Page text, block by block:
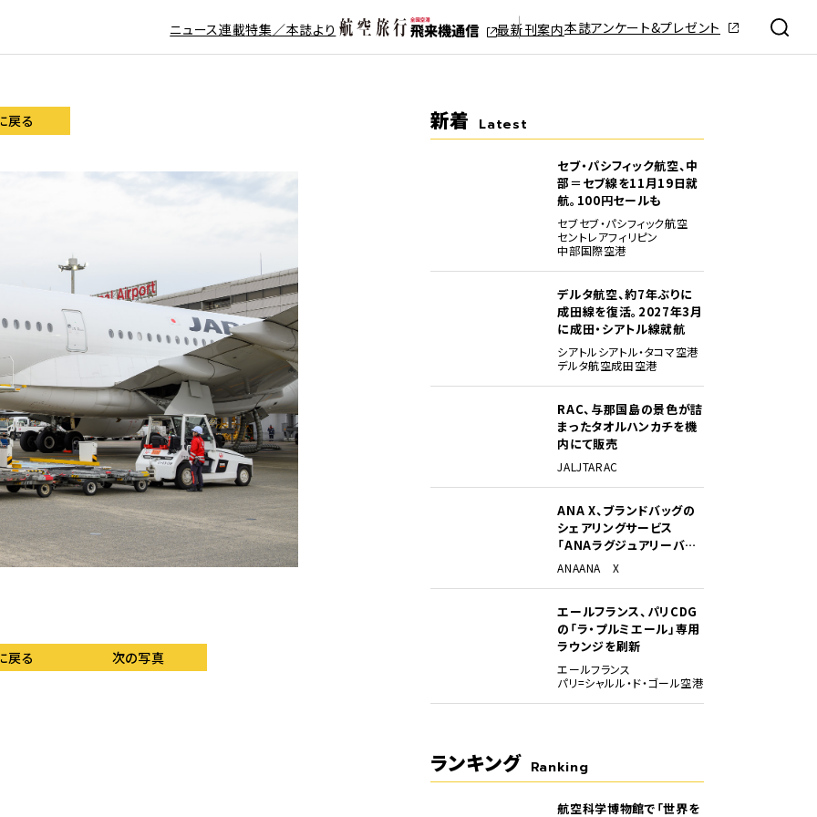
ニュース連載特集／本誌より 最新刊案内本誌アンケート&プレゼント
戻る
戻る 次の写真
新着 Latest
セブ・パシフィック航空、中
部＝セブ線を11月19日就
航。100円セールも
セブセブ・パシフィック航空
セントレアフィリピン
中部国際空港
デルタ航空、約7年ぶりに
成田線を復活。2027年3月
に成田・シアトル線就航
シアトルシアトル・タコマ空港
デルタ航空成田空港
RAC、与那国島の景色が詰
まったタオルハンカチを機
内にて販売
JALJTARAC
ANA X、ブランドバッグの
シェアリングサービス
「ANAラグジュアリーバッ
グ」開始
ANAANA X
エールフランス、パリCDG
の「ラ・プルミエール」専用
ラウンジを刷新
エールフランス
パリ=シャルル・ド・ゴール空港
ランキング Ranking
航空科学博物館で「世界を